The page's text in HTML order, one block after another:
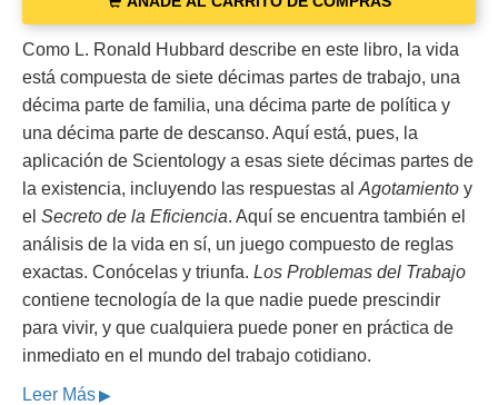
Como L. Ronald Hubbard describe en este libro, la vida
está compuesta de siete décimas partes de trabajo, una
décima parte de familia, una décima parte de política y
una décima parte de descanso. Aquí está, pues, la
aplicación de Scientology a esas siete décimas partes de
la existencia, incluyendo las respuestas alAgotamiento y
el Secreto de la Eficiencia. Aquí se encuentra también el
análisis de la vida en sí, un juego compuesto de reglas
exactas. Conócelas y triunfa. Los Problemas del Trabajo
contiene tecnología de la que nadie puede prescindir
para vivir, y que cualquiera puede poner en práctica de
inmediato en el mundo del trabajo cotidiano.
Leer Más